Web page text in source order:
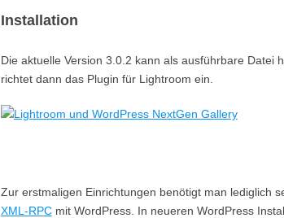
Installation
Die aktuelle Version 3.0.2 kann als ausführbare Datei
richtet dann das Plugin für Lightroom ein.
Zur erstmaligen Einrichtungen benötigt man lediglich
XML-RPCmit WordPress. In neueren WordPress